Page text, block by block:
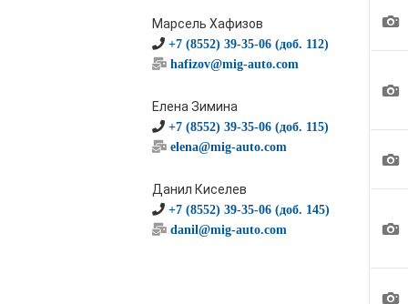
Марсель Хафизов
+7 (8552) 39-35-06 (доб. 112)
hafizov@mig-auto.com
Елена Зимина
+7 (8552) 39-35-06 (доб. 115)
elena@mig-auto.com
Данил Киселев
+7 (8552) 39-35-06 (доб. 145)
danil@mig-auto.com
1
1
1
1
1